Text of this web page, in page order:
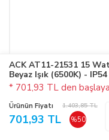
ACK AT11-21531 15
Beyaz Işık (6500K) - IP54
* 701,93 TL den
Ürünün Fiyatı 1.403,85 TL
701,93 TL %50